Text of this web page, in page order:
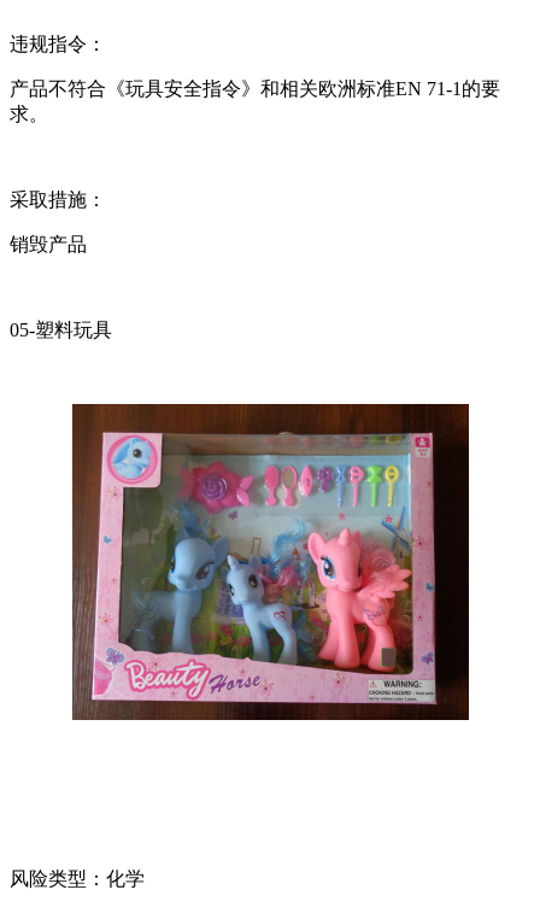
违规指令：
产品不符合《玩具安全指令》和相关欧洲标准EN 71-1的要
求。
采取措施：
销毁产品
05-塑料玩具
风险类型：化学